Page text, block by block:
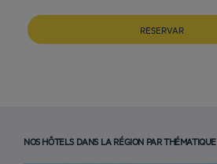
RESERVAR
NOS HÔTELS DANS LA RÉGION PAR THÉMATIQUE